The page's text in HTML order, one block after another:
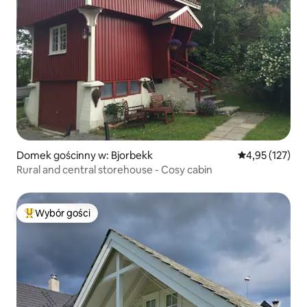
Domek gościnny w: Bjorbekk Średnia
4,95 (127)
Rural and central storehouse - Cosy cabin
Najpopularniejsze z kategorii Wybór gości
Wybór gości